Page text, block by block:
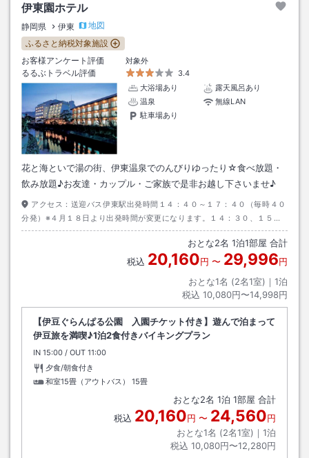
伊東園ホテル
静岡県 伊東
地図
ふるさと納税対象施設
お客様アンケート評価
対象外
るるぶトラベル評価
3.4
大浴場あり
露天風呂あり
温泉
無線LAN
駐車場あり
花と海といで湯の街、伊東温泉でのんびりゆったり☆食べ放題・
飲み放題♪お友達・カップル・ご家族で是非お越し下さいませ♪
アクセス： 送迎バス伊東駅出発時間１４：４０～１７：４０（毎時４０
分発）※４月１８日より出発時間が変更になります。１４：３０、１５：
００、１６：１０、１７：１０、１７：４０
おとな2名 1泊1部屋 合計
税込 20,160円 〜 29,996円
おとな1名 (2名1室)｜ 1泊
税込 10,080円〜14,998円
【伊豆ぐらんぱる公園 入園チケット付き】遊んで泊まって
伊豆旅を満喫♪1泊2食付きバイキングプラン
IN チェックイン
15:00 / OUT チェックアウト
11:00
夕食/朝食付き
和室15畳（アウトバス）
15畳
おとな2名 1泊 1部屋 合計
税込 20,160円 〜 24,560円
おとな1名 (2名1室)｜ 1泊
税込 10,080円〜12,280円